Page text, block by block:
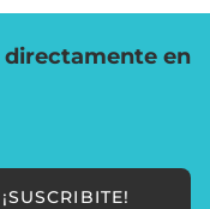
directamente en
¡SUSCRIBITE!